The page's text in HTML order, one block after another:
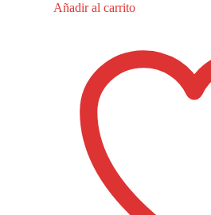
Añadir al carrito